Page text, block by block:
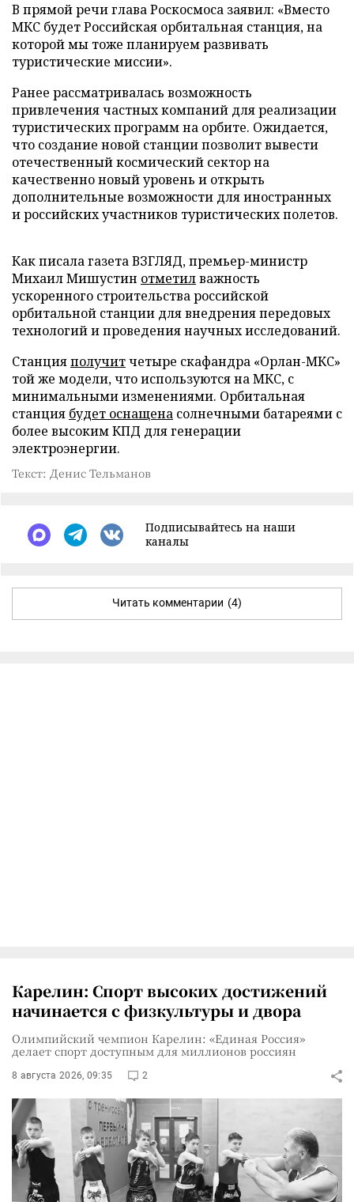
В прямой речи глава Роскосмоса заявил: «Вместо
МКС будет Российская орбитальная станция, на
которой мы тоже планируем развивать
туристические миссии».
Ранее рассматривалась возможность
привлечения частных компаний для реализации
туристических программ на орбите. Ожидается,
что создание новой станции позволит вывести
отечественный космический сектор на
качественно новый уровень и открыть
дополнительные возможности для иностранных
и российских участников туристических полетов.
Как писала газета ВЗГЛЯД, премьер-министр
Михаил Мишустин отметилважность
ускоренного строительства российской
орбитальной станции для внедрения передовых
технологий и проведения научных исследований.
Станцияполучитчетыре скафандра «Орлан-МКС»
той же модели, что используются на МКС, с
минимальными изменениями. Орбитальная
станция будет оснащена солнечными батареями с
более высоким КПД для генерации
электроэнергии.
Текст: Денис Тельманов
Подписывайтесь на наши
каналы
Читать комментарии (4)
Карелин: Спорт высоких достижений
начинается с физкультуры и двора
Олимпийский чемпион Карелин: «Единая Россия»
делает спорт доступным для миллионов россиян
8 августа 2026, 09:35 2